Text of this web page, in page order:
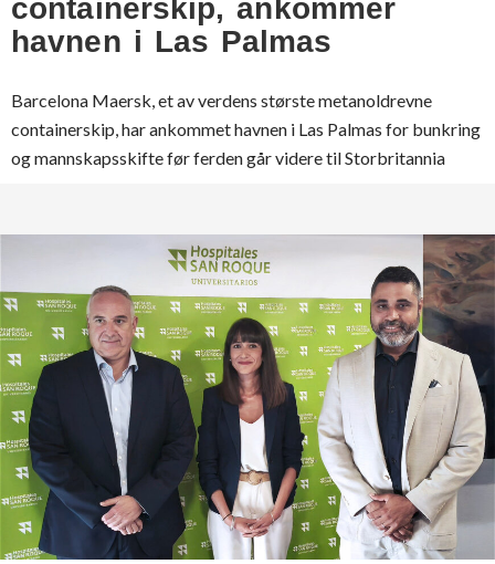
containerskip, ankommer
havnen i Las Palmas
Barcelona Maersk, et av verdens største metanoldrevne
containerskip, har ankommet havnen i Las Palmas for bunkring
og mannskapsskifte før ferden går videre til Storbritannia